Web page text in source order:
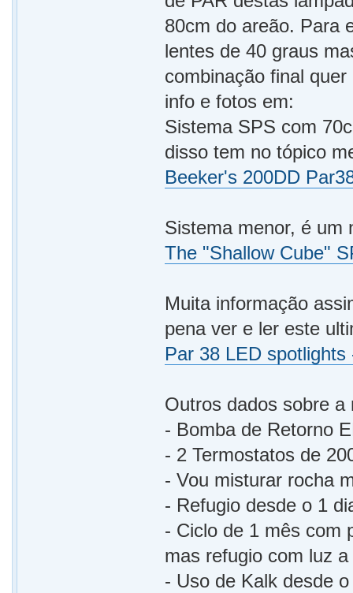
80cm do areão. Para
lentes de 40 graus
combinação final
info e fotos em:
Sistema SPS com
disso tem no tópico
Beeker's 200DD
Sistema menor, é um
The "Shallow Cube"
Muita informação
pena ver e ler este
Par 38 LED
Outros dados sobre
- Bomba de Retorno
- 2 Termostatos de
- Vou misturar rocha
- Refugio desde o 1
- Ciclo de 1 mês com
mas refugio com luz
- Uso de Kalk desde